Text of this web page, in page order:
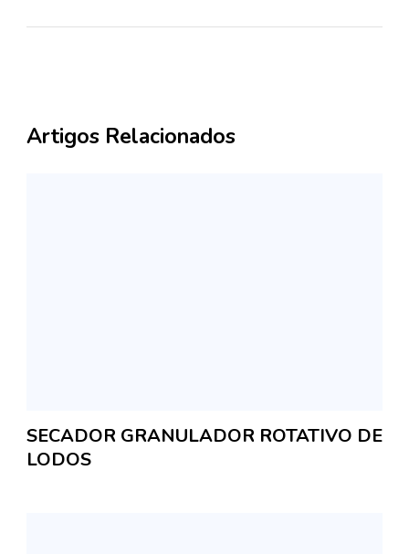
Artigos Relacionados
SECADOR GRANULADOR ROTATIVO DE
LODOS